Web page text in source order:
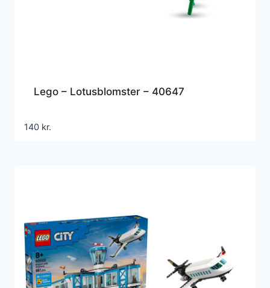
Lego – Lotusblomster – 40647
140 kr.